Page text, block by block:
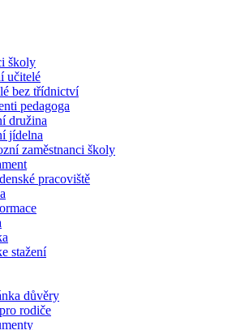
školy
učitelé
bez třídnictví
pedagoga
družina
jídelna
zaměstnanci školy
pracoviště
stažení
důvěry
rodiče